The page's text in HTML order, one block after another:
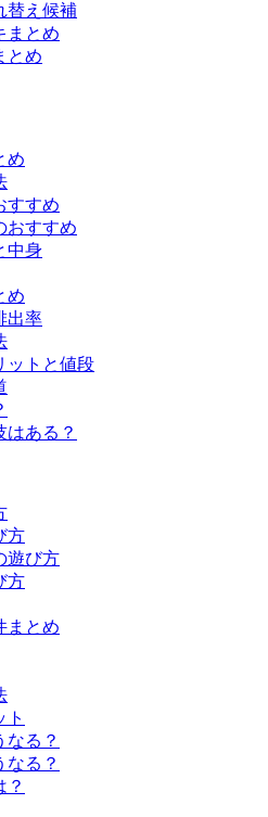
替え候補
まとめ
とめ
め
すすめ
おすすめ
中身
め
出率
ットと値段
はある？
方
遊び方
方
まとめ
ト
なる？
なる？
？